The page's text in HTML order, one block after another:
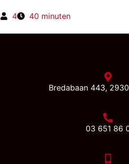
4 40 minuten
Bredabaan 443,
03 651 86